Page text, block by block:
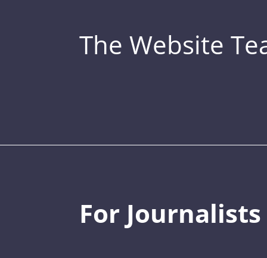
The Website
For Journalists